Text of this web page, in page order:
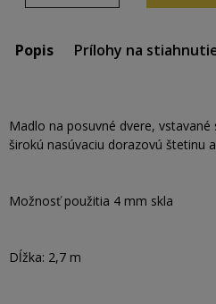
Popis Prílohy na
Madlo na posuvné dvere,
širokú nasúvaciu dorazovú štetinu
Možnosť použitia 4 mm skla
Dĺžka: 2,7 m